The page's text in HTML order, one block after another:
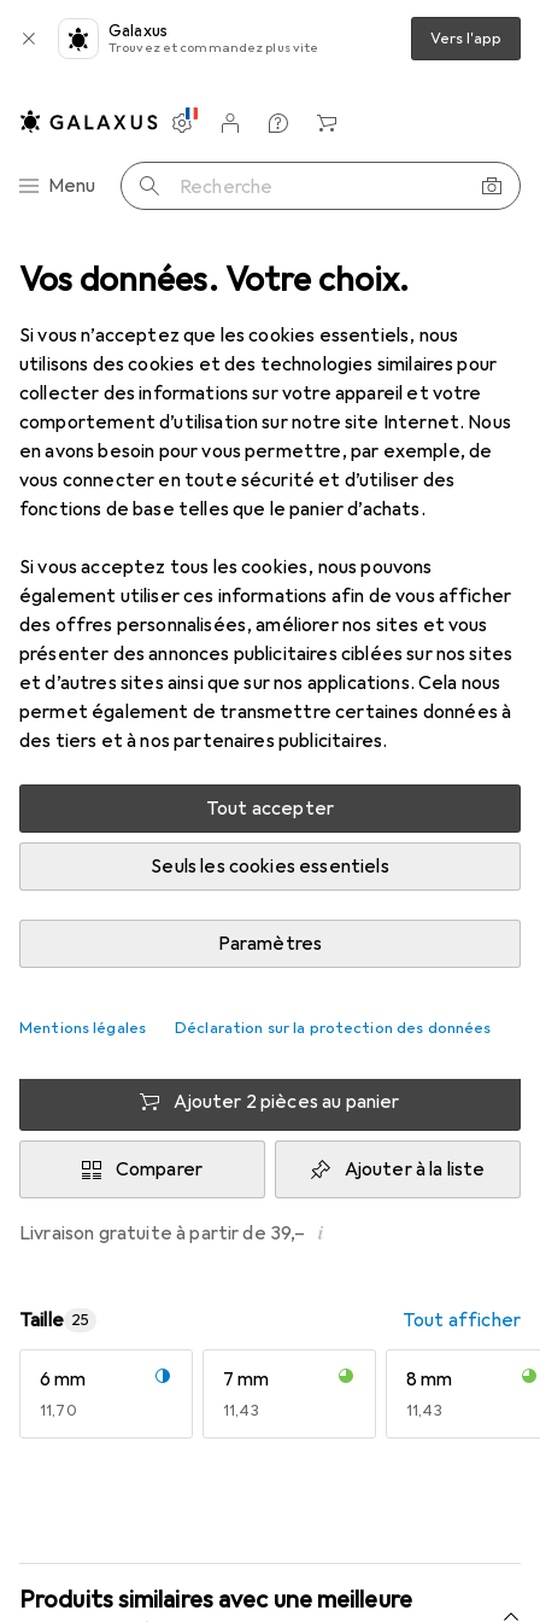
Vos données. Votre choix.
Si vous n’acceptez que les cookies essentiels, nous
utilisons des cookies et des technologies similaires pour
collecter des informations sur votre appareil et votre
comportement d’utilisation sur notre site Internet. Nous
en avons besoin pour vous permettre, par exemple, de
vous connecter en toute sécurité et d’utiliser des
fonctions de base telles que le panier d’achats.
Si vous acceptez tous les cookies, nous pouvons
également utiliser ces informations afin de vous afficher
des offres personnalisées, améliorer nos sites et vous
présenter des annonces publicitaires ciblées sur nos sites
et d’autres sites ainsi que sur nos applications. Cela nous
permet également de transmettre certaines données à
des tiers et à nos partenaires publicitaires.
Tout accepter
Seuls les cookies essentiels
Paramètres
Mentions légales Déclaration sur la protection des données
Galaxus
Trouvez et commandez plus vite Vers l'app
Navigation par catégorie
Menu Recherche
Paramètres
Compte client
Listes de comparaison
Listes d'envies
Panier
Clé à douille + douilles Gedore 30 15 Douille 3/8" 6 pans 15 mm
17 images
REMISE QUANTITATIVE
30 15 Douille 3/8" 6 pans 15
mm
15 mm
Prix en EUR TVA incl.
EUR
10,60 économisez EUR
2,76
Évaluations
Livré entre mar, 18/8 et jeu, 20/8
Plus que 4 pièces en stock chez le fournisseur
M'informer si le produit est disponible plus tôt
1 pièce
2 pièces
12%
3 pièces
−17 %
4 pièces
−23%
Ajouter 2 pièces au panier
Comparer Ajouter à la liste
Livraison gratuite à partir de 39,– i
Taille 25 Tout afficher
6 mm
EUR
11,70
7 mm
EUR
11,43
8 mm
EUR
11,43
Produits similaires avec une meilleure